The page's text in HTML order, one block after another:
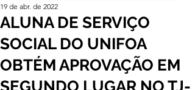
ALUNA DE SERVIÇO
SOCIAL DO UNIFOA
OBTÉM APROVAÇÃO EM
SEGUNDO LUGAR NO TJ-
19 de abr. de 2022